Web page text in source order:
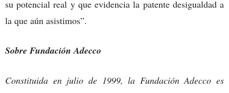
su potencial real y que evidencia la patente desigualdad a
la que aún asistimos”.
Sobre Fundación Adecco
Constituida en julio de 1999, la Fundación Adecco es